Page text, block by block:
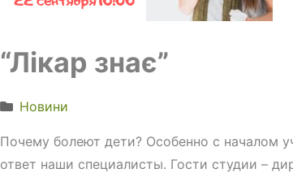
“Лікар знає”
Новини
Почему болеют дети? Особенно с началом
ответ наши специалисты. Гости студии –